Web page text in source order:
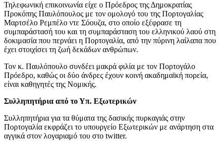
Τηλεφωνική επικοινωνία είχε ο Πρόεδρος της Δημοκρατίας
Προκόπης Παυλόπουλος με τον ομολογό του της Πορτογαλίας
Μαρτσέλο Ρεμπέλο ντε Σόουζα, στο οποίο εξέφρασε τη
συμπαράστασή του και τη συμπαράσταση του ελληνικού λαού στη
δοκιμασία που περνάει η Πορτογαλία, από την πύρινη λαίλαπα που
έχει στοιχίσει τη ζωή δεκάδων ανθρώπων.
Τον κ. Παυλόπουλο συνδέει μακρά φιλία με τον Πορτογάλο
Πρόεδρο, καθώς οι δύο άνδρες έχουν κοινή ακαδημαϊκή πορεία,
είναι καθηγητές της Νομικής.
Συλληπητήρια από το Υπ. Εξωτερικών
Συλληπητήρια για τα θύματα της δασικής πυρκαγιάς στην
Πορτογαλία εκφράζει το υπουργείο Εξωτερικών με ανάρτηση στα
αγγικά στον λογαριαμό του στο twitter.